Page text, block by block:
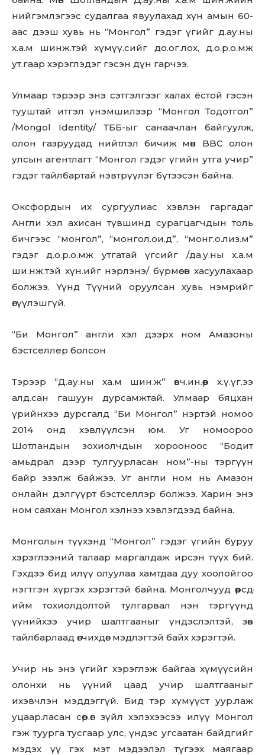
Don't miss
out!
Sing up for our newsletter
SUBSCRIBE
нийгэмлэгээс судалгаа явуулахад хүн амын 60-
аас дээш хувь нь “Монгол” гэдэг үгийг д.ау.ны
х.а.м шинж.тэй хүмүү.сийг до.ог.лох, д.о.р.о.мж
ут.гаар хэрэглэдэг гэсэн дүн гарчээ.
Улмаар тэрээр энэ сэтгэлгээг халах ёстой гэсэн
тууштай итгэл үнэмшилээр “Монгол Тодотгол”
/Mongol Identity/ ТББ-ыг санаачлан байгуулж,
олон газруудад нийтлэл бичиж мөн BBC олон
улсын агентлагт “Монгол гэдэг үгийн утга учир”
гэдэг тайлбартай нэвтрүүлэг бүтээсэн байна.
Оксфордын их сургуулиас хэвлэн гаргадаг
Англи хэл ахисан түвшинд сурагцагчдын толь
бичгээс “монгол”, “монгол.ои.д”, “монг.о.лиз.м”
гэдэг д.o.p.o.мж утгатай үгсийг /да.у.ны х.а.м
ши.нж.тэй хүн.ийг нэрлэнэ/ бүрмөсөн хасуулахаар
болжээ. Үүнд Түүний оруулсан хувь нэмрийг
өгүүлэшгүй.
“Би Монгол” англи хэл дээрх ном Амазоны
бэстселлер болсон
Тэрээр “Д.ау.ны ха.м шин.ж” өвч.ин.өөр х.ү.үг.ээ
алд.сан гашуун дурсамжтай. Улмаар бяцхан
үрийнхээ дурсгалд “Би Монгол” нэртэй номоо
2014 онд хэвлүүлсэн юм. Уг номоороо
Шотландын зохиолчдын хорооноос “Бодит
амьдрал дээр тулгуурласан ном”-ны тэргүүн
байр эзэлж байжээ. Уг англи ном нь Амазон
онлайн дэлгүүрт бэстселлэр болжээ. Харин энэ
ном саяхан Монгол хэлнээ хэвлэгдээд байна.
Монголын түүхэнд “Монгол” гэдэг үгийн буруу
хэрэглээний талаар маргалдаж ирсэн түүх бий.
Гэхдээ бид илүү олуулаа хамтдаа дуу хоолойгоо
нэгтгэн хүргэх хэрэгтэй байна. Монголчууд өөрсдөө
ийм тохиолдолтой тулгарвал нэн тэргүүнд
үүнийхээ учир шалтгааныг үндэслэлтэй, зөв
тайлбарлаад өгчихдөг мэдлэгтэй байх хэрэгтэй.
Учир нь энэ үгийг хэрэглэж байгаа хүмүүсийн
олонхи нь үүний цаад учир шалтгааныг
ихэвчлэн мэддэггүй. Бид тэр хүмүүст уур.лаж
уцаар.ласан сөр.өг зүйл хэлэхээсээ илүү Монгол
гэж туурга тусгаар улс, үндэс угсаатан байдгийг
мэдэх үү гэх мэт мэдээлэл түгээх маягаар